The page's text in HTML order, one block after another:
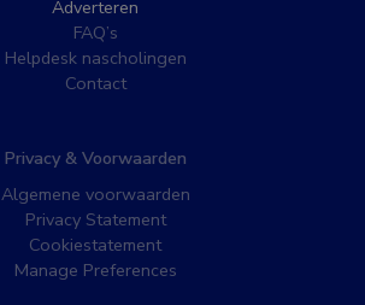
Adverteren
FAQ’s
Helpdesk nascholingen
Contact
Privacy & Voorwaarden
Algemene voorwaarden
Privacy Statement
Cookiestatement
Manage Preferences